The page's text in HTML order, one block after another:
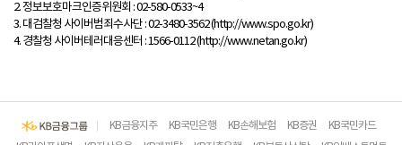
2. 정보보호마크인증위원회 : 02-580-0533~4
3. 대검찰청 사이버범죄수사단 : 02-3480-3562 (http://www.spo.go.kr)
4. 경찰청 사이버테러대응센터 : 1566-0112 (http://www.netan.go.kr)
KB금융지주 KB국민은행 KB손해보험 KB증권
KB국민카드